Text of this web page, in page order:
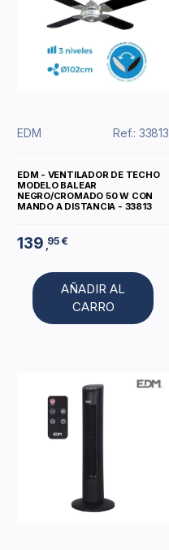
EDM Ref.: 33813
EDM - VENTILADOR DE TECHO
MODELO BALEAR
NEGRO/CROMADO 50 W CON
MANDO A DISTANCIA - 33813
139 ,95 €
AÑADIR AL
CARRO